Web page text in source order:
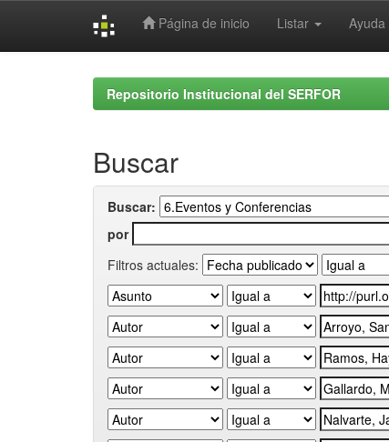
Página de inicio Listar Ayuda
Repositorio Institucional del SERFOR
Buscar
Buscar:
por
Filtros actuales: